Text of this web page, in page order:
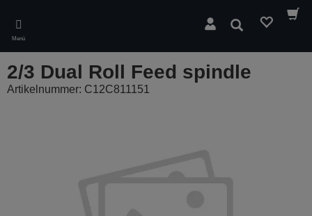
main
content
Menü
Suchen
2/3 Dual Roll Feed spindle
Artikelnummer: C12C811151